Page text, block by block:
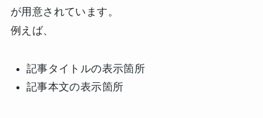
が用意されています。
例えば、
記事タイトルの表示箇所
記事本文の表示箇所